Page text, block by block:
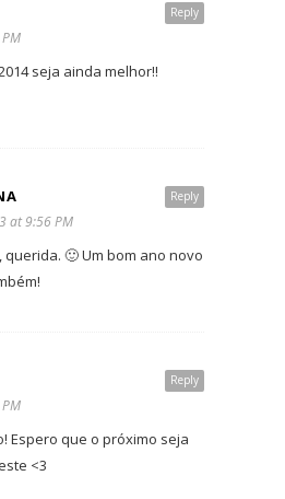
Reply
seja ainda melhor!!
Reply
at 9:56 PM
querida. 🙂 Um bom ano novo
Reply
Espero que o próximo seja
<3